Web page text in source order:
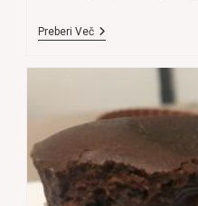
Preberi VečKostanjev